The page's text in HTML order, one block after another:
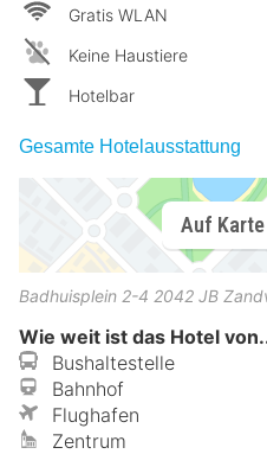
Gratis WLAN
Keine Haustiere
Hotelbar
Gesamte Hotelausstattung
Auf
Badhuisplein 2-4 2042 JB
Wie weit ist das Hotel
Bushaltestelle
Bahnhof
Flughafen
Zentrum